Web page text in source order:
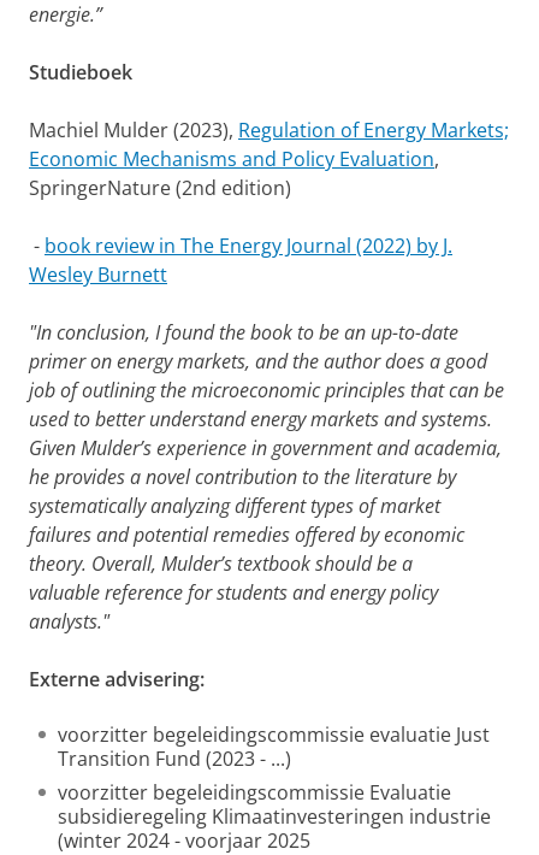
energie.”
Studieboek
Machiel Mulder (2023), Regulation of Energy Markets;
Economic Mechanisms and Policy Evaluation,
SpringerNature (2nd edition)
- book review in The Energy Journal (2022) by J.
Wesley Burnett
"In conclusion, I found the book to be an up-to-date
primer on energy markets, and the author does a good
job of outlining the microeconomic principles that can be
used to better understand energy markets and systems.
Given Mulder’s experience in government and academia,
he provides a novel contribution to the literature by
systematically analyzing different types of market
failures and potential remedies offered by economic
theory. Overall, Mulder’s textbook should be a
valuable reference for students and energy policy
analysts."
Externe advisering:
voorzitter begeleidingscommissie evaluatie Just
Transition Fund (2023 - ...)
voorzitter begeleidingscommissie Evaluatie
subsidieregeling Klimaatinvesteringen industrie
(winter 2024 - voorjaar 2025